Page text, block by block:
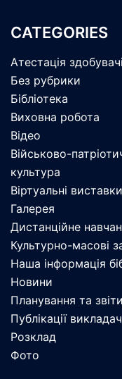
CATEGORIES
Атестація
Без рубрики
Бібліотека
Виховна робота
Відео
Військово-
культура
Віртуальні виставки
Галерея
Дистанційне
Культурно-масові
Наша інформація
Новини
Планування та звіти
Публікації
Розклад
Фото